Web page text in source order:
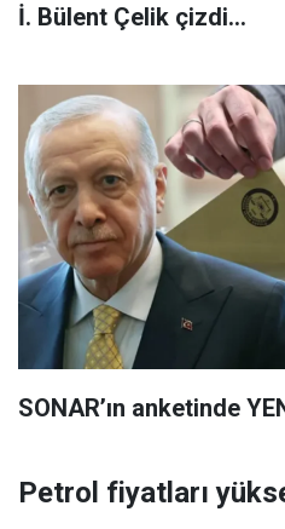
İ. Bülent Çelik çizdi...
SONAR’ın anketinde
Petrol fiyatları